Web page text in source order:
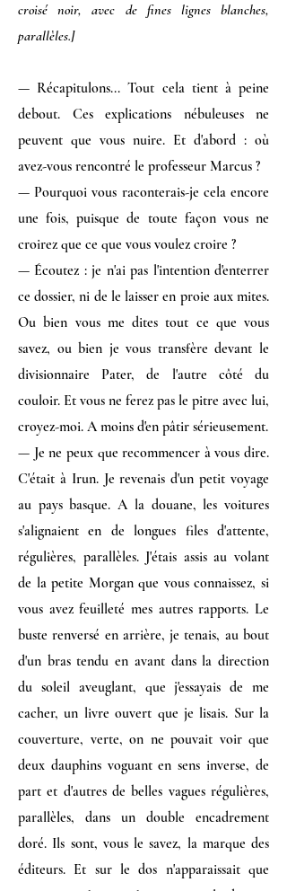
croisé noir, avec de fines lignes blanches,
parallèles.]
— Récapitulons... Tout cela tient à peine
debout. Ces explications nébuleuses ne
peuvent que vous nuire. Et d'abord : où
avez-vous rencontré le professeur Marcus ?
— Pourquoi vous raconterais-je cela encore
une fois, puisque de toute façon vous ne
croirez que ce que vous voulez croire ?
— Écoutez : je n'ai pas l'intention d'enterrer
ce dossier, ni de le laisser en proie aux mites.
Ou bien vous me dites tout ce que vous
savez, ou bien je vous transfère devant le
divisionnaire Pater, de l'autre côté du
couloir. Et vous ne ferez pas le pitre avec lui,
croyez-moi. A moins d'en pâtir sérieusement.
— Je ne peux que recommencer à vous dire.
C'était à Irun. Je revenais d'un petit voyage
au pays basque. A la douane, les voitures
s'alignaient en de longues files d'attente,
régulières, parallèles. J'étais assis au volant
de la petite Morgan que vous connaissez, si
vous avez feuilleté mes autres rapports. Le
buste renversé en arrière, je tenais, au bout
d'un bras tendu en avant dans la direction
du soleil aveuglant, que j'essayais de me
cacher, un livre ouvert que je lisais. Sur la
couverture, verte, on ne pouvait voir que
deux dauphins voguant en sens inverse, de
part et d'autres de belles vagues régulières,
parallèles, dans un double encadrement
doré. Ils sont, vous le savez, la marque des
éditeurs. Et sur le dos n'apparaissait que